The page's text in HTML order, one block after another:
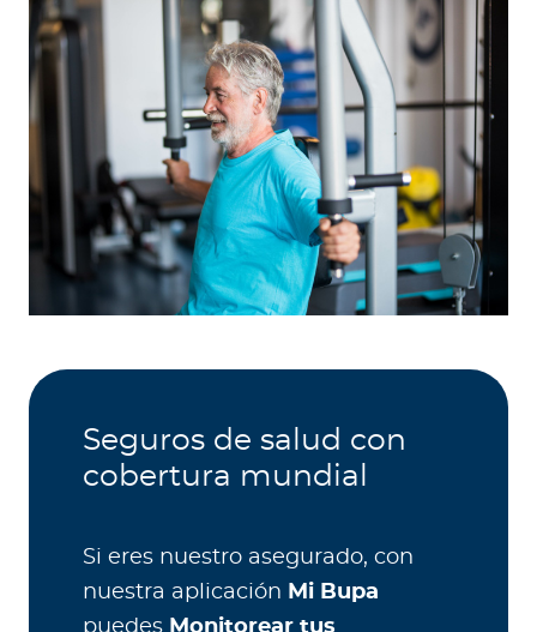
Seguros de salud con
cobertura mundial
Si eres nuestro asegurado, con
nuestra aplicación Mi Bupa
puedes Monitorear tus